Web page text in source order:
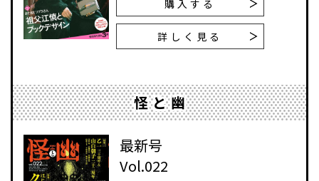
購入する
詳しく見る
怪と幽
最新号
Vol.022